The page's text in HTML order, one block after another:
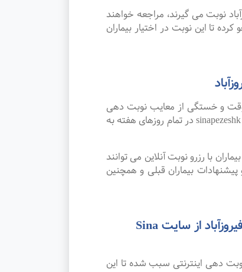
نوبت می گیرند، مراجعه خواهند
تا این نوبت در اختیار بیماران
وقت و خستگی از معایب نوبت دهی
سنتی بوده که پیشرفت علم و تکنولوژی و نوبت دهی اینترنتی این مشکل را برطرف کرده است. امکان رزرو نوبت آنلاین از sinapezeshk در تمام روزهای هفته به
با رزرو نوبت آنلاین می توانند
بیماران قبلی و همچنین
رضایت بیماران از نوبت دهی اینترنتی بهترین متخصص و فوق تخصص کودکان و نوزادان در شهر فیروزآباد از سایت Sina
دهی اینترنتی سبب شده تا این